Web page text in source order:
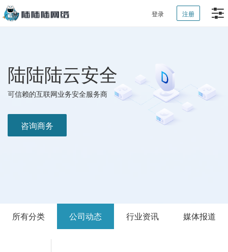
登录 注册
陆陆陆云安全
可信赖的互联网业务安全服务商
咨询商务
所有分类 公司动态 行业资讯 媒体报道